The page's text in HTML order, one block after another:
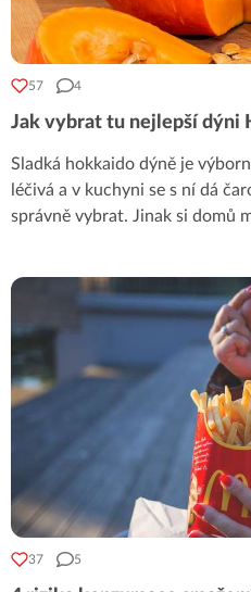
57 4
Jak vybrat tu nejlepší dýni
Sladká hokkaido dýně je
léčivá a v kuchyni se s ní dá
správně vybrat. Jinak si domů
37 5